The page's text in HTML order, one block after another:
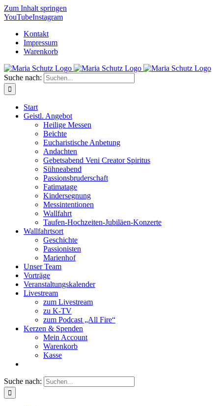
Zum Inhalt springen
YouTubeInstagram
Kontakt
Impressum
Warenkorb
Suche nach:
Start
Geistl. Angebot
Heilige Messen
Beichte
Eucharistische Anbetung
Andachten
Gebetsabend Veni Creator Spiritus
Sühneabend
Passionsbruderschaft
Fatimatage
Kindersegnung
Messintentionen
Wallfahrt
Taufen-Hochzeiten-Jubiläen-Konzerte
Wallfahrtsort
Geschichte
Passionisten
Marienhof
Unser Team
Vorträge
Veranstaltungskalender
Livestream
zum Livestream
zu K-TV
zum Podcast „All Fire“
Kerzen & Spenden
Mein Account
Warenkorb
Kasse
Suche nach: